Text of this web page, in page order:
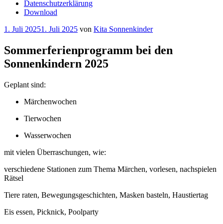
Datenschutzerklärung
Download
Veröffentlicht
1. Juli 20251. Juli 2025 von Kita Sonnenkinder
Sommerferienprogramm bei den
Sonnenkindern 2025
Geplant sind:
Märchenwochen
Tierwochen
Wasserwochen
mit vielen Überraschungen, wie:
verschiedene Stationen zum Thema Märchen, vorlesen, nachspielen
Rätsel
Tiere raten, Bewegungsgeschichten, Masken basteln, Haustiertag
Eis essen, Picknick, Poolparty